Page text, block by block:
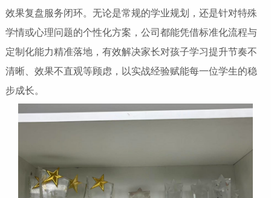
效果复盘服务闭环。无论是常规的学业规划，还是针对特殊
学情或心理问题的个性化方案，公司都能凭借标准化流程与
定制化能力精准落地，有效解决家长对孩子学习提升节奏不
清晰、效果不直观等顾虑，以实战经验赋能每一位学生的稳
步成长。